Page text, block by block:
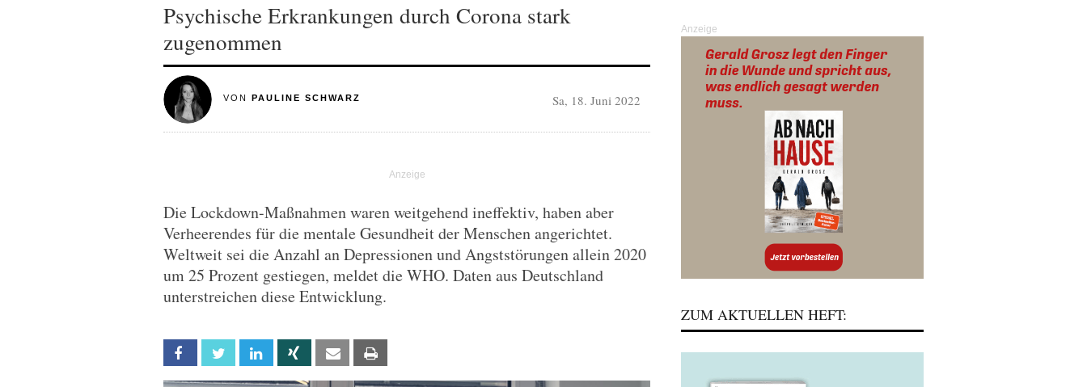
Psychische Erkrankungen durch Corona stark
zugenommen
VON PAULINE SCHWARZ Sa, 18. Juni 2022
Die Lockdown-Maßnahmen waren weitgehend ineffektiv, haben aber
Verheerendes für die mentale Gesundheit der Menschen angerichtet.
Weltweit sei die Anzahl an Depressionen und Angststörungen allein 2020
um 25 Prozent gestiegen, meldet die WHO. Daten aus Deutschland
unterstreichen diese Entwicklung.
Facebook Twitter Linkedin Xing Email
Anzeige
ZUM AKTUELLEN HEFT: